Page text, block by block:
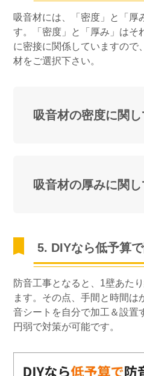
吸音材には、「密度」と「厚
す。「密度」と「厚み」はそ
に密接に関係していますので
材をご選択下さい。
吸音材の密度に関し
吸音材の厚みに関し
5. DIYなら低予算
防音工事となると、1壁あた
ます。その点、手間と時間は
音シートを自分で加工＆設置
円弱で対策が可能です。